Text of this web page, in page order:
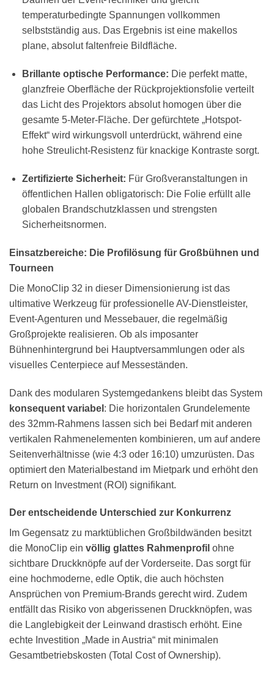
temperaturbedingte Spannungen vollkommen
selbstständig aus. Das Ergebnis ist eine makellos
plane, absolut faltenfreie Bildfläche.
Brillante optische Performance: Die perfekt matte,
glanzfreie Oberfläche der Rückprojektionsfolie verteilt
das Licht des Projektors absolut homogen über die
gesamte 5-Meter-Fläche. Der gefürchtete „Hotspot-
Effekt“ wird wirkungsvoll unterdrückt, während eine
hohe Streulicht-Resistenz für knackige Kontraste sorgt.
Zertifizierte Sicherheit: Für Großveranstaltungen in
öffentlichen Hallen obligatorisch: Die Folie erfüllt alle
globalen Brandschutzklassen und strengsten
Sicherheitsnormen.
Einsatzbereiche: Die Profilösung für Großbühnen und
Tourneen
Die MonoClip 32 in dieser Dimensionierung ist das
ultimative Werkzeug für professionelle AV-Dienstleister,
Event-Agenturen und Messebauer, die regelmäßig
Großprojekte realisieren. Ob als imposanter
Bühnenhintergrund bei Hauptversammlungen oder als
visuelles Centerpiece auf Messeständen.
Dank des modularen Systemgedankens bleibt das System
konsequent variabel : Die horizontalen Grundelemente
des 32mm-Rahmens lassen sich bei Bedarf mit anderen
vertikalen Rahmenelementen kombinieren, um auf andere
Seitenverhältnisse (wie 4:3 oder 16:10) umzurüsten. Das
optimiert den Materialbestand im Mietpark und erhöht den
Return on Investment (ROI) signifikant.
Der entscheidende Unterschied zur Konkurrenz
Im Gegensatz zu marktüblichen Großbildwänden besitzt
die MonoClip ein völlig glattes Rahmenprofil ohne
sichtbare Druckknöpfe auf der Vorderseite. Das sorgt für
eine hochmoderne, edle Optik, die auch höchsten
Ansprüchen von Premium-Brands gerecht wird. Zudem
entfällt das Risiko von abgerissenen Druckknöpfen, was
die Langlebigkeit der Leinwand drastisch erhöht. Eine
echte Investition „Made in Austria“ mit minimalen
Gesamtbetriebskosten (Total Cost of Ownership).